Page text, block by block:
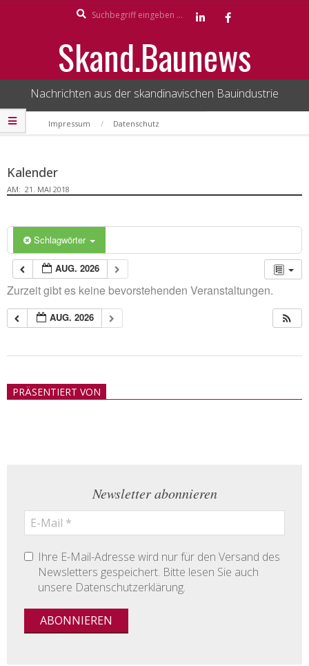
Skand.Baunews
Nachrichten aus der skandinavischen Bauindustrie
Secondary
Navigation
Impressum Datenschutz
Kalender
AM: 21. MAI 2018
Schlagwörter
AUG. 2026
Zurzeit gibt es keine bevorstehenden Veranstaltungen.
AUG. 2026
21PRÄSENTIERT VON
Newsletter abonnieren
Ihre E-Mail-Adresse wird nur für den Versand des
Newsletters gespeichert. Bitte lesen Sie auch
unsere Datenschutzerklärung.